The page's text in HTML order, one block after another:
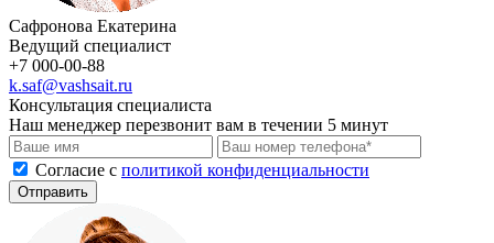
Сафронова Екатерина
Ведущий специалист
+7 000-00-88
k.saf@vashsait.ru
Консультация специалиста
Наш менеджер перезвонит вам в течении 5 минут
Cогласие с политикой конфиденциальности
Отправить